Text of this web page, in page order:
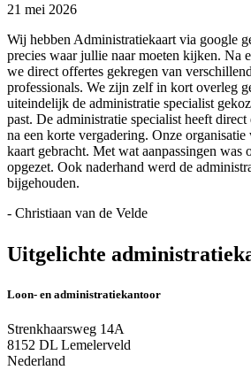
21 mei 2026
Wij hebben Administratiekaart via google
precies waar jullie naar moeten kijken. Na
we direct offertes gekregen van
professionals. We zijn zelf in kort overleg
uiteindelijk de administratie specialist
past. De administratie specialist heeft direct
na een korte vergadering. Onze organisatie
kaart gebracht. Met wat aanpassingen was
opgezet. Ook naderhand werd de
bijgehouden.
- Christiaan van de Velde
Uitgelichte
Loon- en administratiekantoor
Strenkhaarsweg 14A
8152 DL Lemelerveld
Nederland